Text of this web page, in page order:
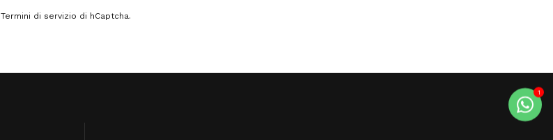
Termini di servizio di hCaptcha.